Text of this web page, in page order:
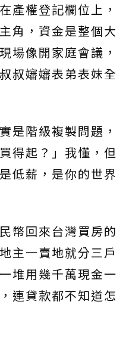
產權登記欄位上，
角，資金是整個大
場像開家庭會議，
叔嬸嬸表弟表妹全
是階級複製問題，
得起？」我懂，但
低薪，是你的世界
幣回來台灣買房的
主一賣地就分三戶
堆用幾千萬現金一
連貸款都不知道怎